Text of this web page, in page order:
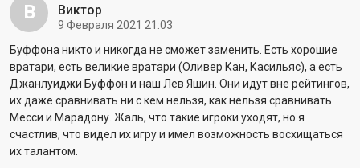
В Виктор
9 Февраля 2021 21:03
Буффона никто и никогда не сможет заменить. Есть хорошие
вратари, есть великие вратари (Оливер Кан, Касильяс), а есть
Джанлуиджи Буффон и наш Лев Яшин. Они идут вне рейтингов,
их даже сравнивать ни с кем нельзя, как нельзя сравнивать
Месси и Марадону. Жаль, что такие игроки уходят, но я
счастлив, что видел их игру и имел возможность восхищаться
их талантом.